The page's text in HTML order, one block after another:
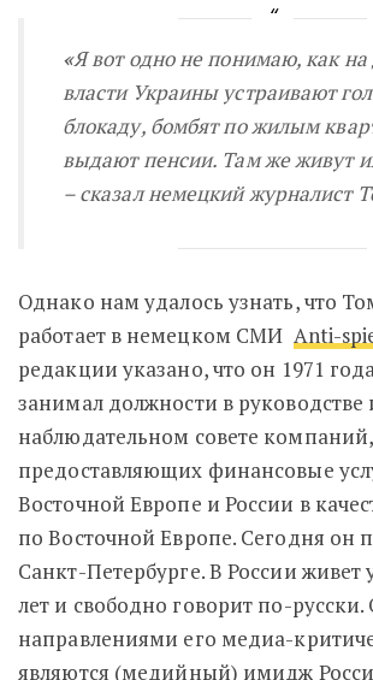
«Я вот одно не понимаю, как на
власти Украины устраивают
блокаду, бомбят по жилым
выдают пенсии. Там же живут
– сказал немецкий журналист
Однако нам удалось узнать, что
работает в немецком СМИ Аnti-
редакции указано, что он 1971
занимал должности в руководстве
наблюдательном совете компаний,
предоставляющих финансовые
Восточной Европе и России в
по Восточной Европе. Сегодня он
Санкт-Петербурге. В России живет
лет и свободно говорит по-
направлениями его медиа-
являются (медийный) имидж